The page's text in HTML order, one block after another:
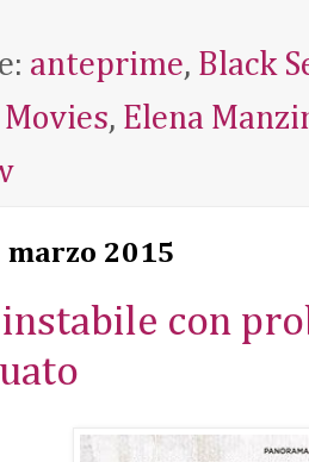
anteprime, Black
, Elena
2015
instabile con